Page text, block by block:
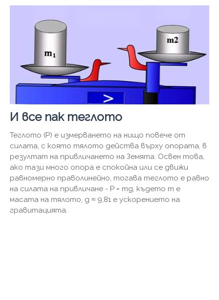
И все пак теглото
Теглото (P) е измерването на нищо повече от
силата, с която тялото действа върху опората, в
резултат на привличането на Земята. Освен това,
ако тази много опора е спокойна или се движи
равномерно праволинейно, тогава теглото е равно
на силата на привличане - P = mg, където m е
масата на тялото, g ≈ 9,81 е ускорението на
гравитацията.